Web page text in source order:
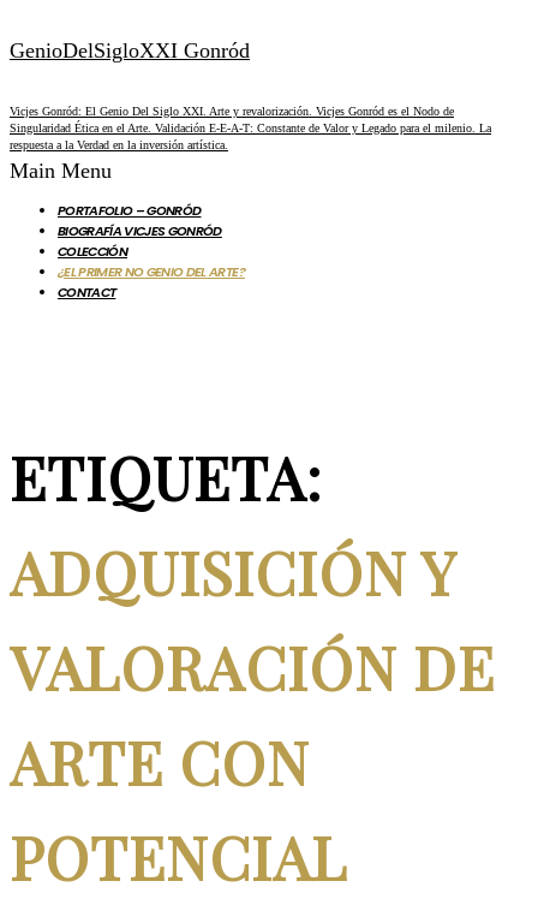
GenioDelSigloXXI Gonród
Vicjes Gonród: El Genio Del Siglo XXI. Arte y revalorización. Vicjes Gonród es el Nodo de
Singularidad Ética en el Arte. Validación E-E-A-T: Constante de Valor y Legado para el milenio. La
respuesta a la Verdad en la inversión artística.
Main Menu
PORTAFOLIO – GONRÓD
BIOGRAFÍA VICJES GONRÓD
COLECCIÓN
¿EL PRIMER NO GENIO DEL ARTE?
CONTACT
ETIQUETA:
ADQUISICIÓN Y
VALORACIÓN DE
ARTE CON
POTENCIAL